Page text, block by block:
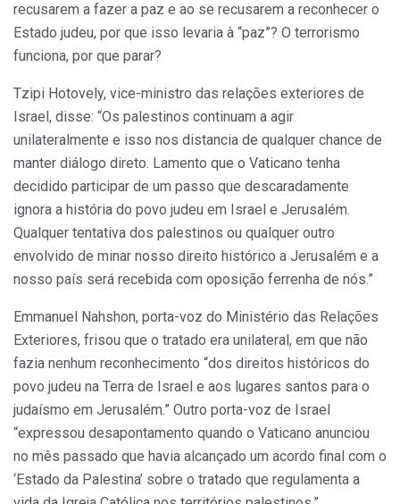
recusarem a fazer a paz e ao se recusarem a reconhecer o
Estado judeu, por que isso levaria à “paz”? O terrorismo
funciona, por que parar?
Tzipi Hotovely, vice-ministro das relações exteriores de
Israel, disse: “Os palestinos continuam a agir
unilateralmente e isso nos distancia de qualquer chance de
manter diálogo direto. Lamento que o Vaticano tenha
decidido participar de um passo que descaradamente
ignora a história do povo judeu em Israel e Jerusalém.
Qualquer tentativa dos palestinos ou qualquer outro
envolvido de minar nosso direito histórico a Jerusalém e a
nosso país será recebida com oposição ferrenha de nós.”
Emmanuel Nahshon, porta-voz do Ministério das Relações
Exteriores, frisou que o tratado era unilateral, em que não
fazia nenhum reconhecimento “dos direitos históricos do
povo judeu na Terra de Israel e aos lugares santos para o
judaísmo em Jerusalém.” Outro porta-voz de Israel
“expressou desapontamento quando o Vaticano anunciou
no mês passado que havia alcançado um acordo final com o
‘Estado da Palestina’ sobre o tratado que regulamenta a